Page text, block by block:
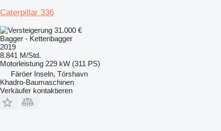
Caterpillar 336
31.000 €
Bagger - Kettenbagger
2019
8.841 M/Std.
Motorleistung 229 kW (311 PS)
Färöer Inseln, Tórshavn
Khadro-Baumaschinen
Verkäufer kontaktieren